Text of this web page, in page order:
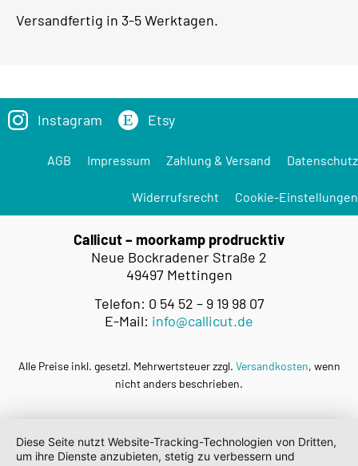
Versandfertig in 3-5 Werktagen.
Instagram Etsy
AGB Impressum Zahlung & Versand Datenschutz
Widerrufsrecht Cookie-Einstellungen
Callicut – moorkamp prodrucktiv
Neue Bockradener Straße 2
49497 Mettingen
Telefon: 0 54 52 – 9 19 98 07
E-Mail: info@callicut.de
Alle Preise inkl. gesetzl. Mehrwertsteuer zzgl. Versandkosten, wenn
nicht anders beschrieben.
Diese Seite nutzt Website-Tracking-Technologien von Dritten,
um ihre Dienste anzubieten, stetig zu verbessern und